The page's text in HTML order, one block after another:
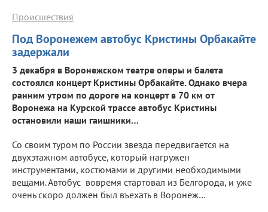
Под Воронежем автобус Кристины Орбакайте
задержали
Происшествия
3 декабря в Воронежском театре оперы и балета
состоялся концерт Кристины Орбакайте. Однако вчера
ранним утром по дороге на концерт в 70 км от
Воронежа на Курской трассе автобус Кристины
остановили наши гаишники…
Со своим туром по России звезда передвигается на
двухэтажном автобусе, который нагружен
инструментами, костюмами и другими необходимыми
вещами. Автобус вовремя стартовал из Белгорода, и уже
очень скоро должен был въехать в Воронеж…